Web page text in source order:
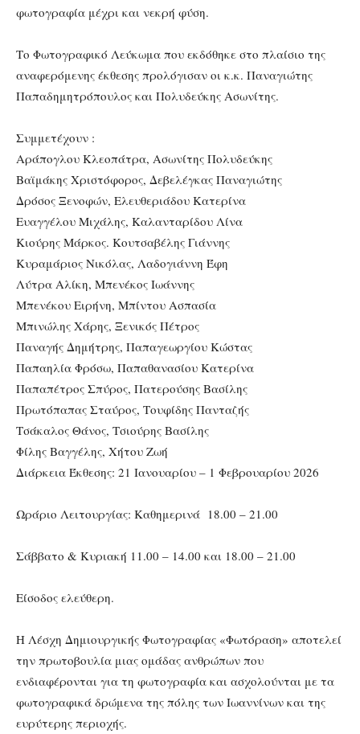
φωτογραφία μέχρι και νεκρή φύση.
Το Φωτογραφικό Λεύκωμα που εκδόθηκε στο πλαίσιο της
αναφερόμενης έκθεσης προλόγισαν οι κ.κ. Παναγιώτης
Παπαδημητρόπουλος και Πολυδεύκης Ασωνίτης.
Συμμετέχουν :
Αράπογλου Κλεοπάτρα, Ασωνίτης Πολυδεύκης
Βαϊμάκης Χριστόφορος, Δεβελέγκας Παναγιώτης
Δρόσος Ξενοφών, Ελευθεριάδου Κατερίνα
Ευαγγέλου Μιχάλης, Καλανταρίδου Λίνα
Κιούρης Μάρκος. Κουτσαβέλης Γιάννης
Κυραμάριος Νικόλας, Λαδογιάννη Έφη
Λύτρα Αλίκη, Μπενέκος Ιωάννης
Μπενέκου Ειρήνη, Μπίντου Ασπασία
Μπινώλης Χάρης, Ξενικός Πέτρος
Παναγής Δημήτρης, Παπαγεωργίου Κώστας
Παπαηλία Φρόσω, Παπαθανασίου Κατερίνα
Παπαπέτρος Σπύρος, Πατερούσης Βασίλης
Πρωτόπαπας Σταύρος, Τουφίδης Πανταζής
Τσάκαλος Θάνος, Τσιούρης Βασίλης
Φίλης Βαγγέλης, Χήτου Ζωή
Διάρκεια Έκθεσης: 21 Ιανουαρίου – 1 Φεβρουαρίου 2026
Ωράριο Λειτουργίας: Καθημερινά 18.00 – 21.00
Σάββατο & Κυριακή 11.00 – 14.00 και 18.00 – 21.00
Είσοδος ελεύθερη.
Η Λέσχη Δημιουργικής Φωτογραφίας «Φωτόραση» αποτελεί
την πρωτοβουλία μιας ομάδας ανθρώπων που
ενδιαφέρονται για τη φωτογραφία και ασχολούνται με τα
φωτογραφικά δρώμενα της πόλης των Ιωαννίνων και της
ευρύτερης περιοχής.